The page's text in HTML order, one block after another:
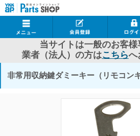
当サイトは一般のお客様
業者（法人）の方はこちらへ
非常用収納鍵ダミーキー（リモコン